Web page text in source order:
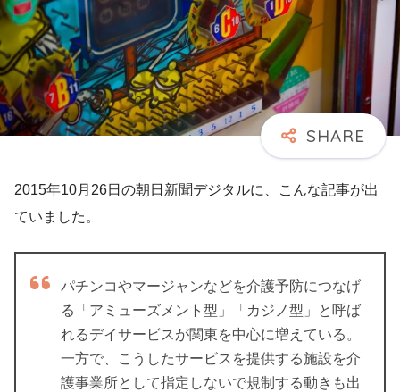
2015年10月26日の朝日新聞デジタルに、こんな記事が出
ていました。
パチンコやマージャンなどを介護予防につなげ
る「アミューズメント型」「カジノ型」と呼ば
れるデイサービスが関東を中心に増えている。
一方で、こうしたサービスを提供する施設を介
護事業所として指定しないで規制する動きも出